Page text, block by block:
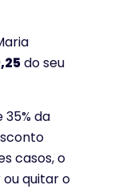
do seu
da
casos, o
quitar o